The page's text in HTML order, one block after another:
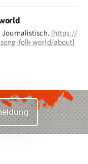
Journalistisch. [https://
folk-world/about]